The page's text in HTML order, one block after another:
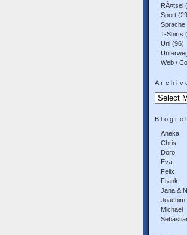
RÃ¤tsel
Sport
Sprache
T-Shirts
Uni (96)
Web /
Archives
Aneka
Chris
Doro
Eva
Felix
Frank
Jana &
Joachim
Michael